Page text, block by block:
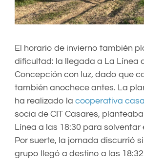
El horario de invierno también
dificultad: la llegada a La Línea
Concepción con luz, dado que
también anochece antes. La
ha realizado la cooperativa
socia de CIT Casares,
Línea a las 18:30 para solventar
Por suerte, la jornada discurrió
grupo llegó a destino a las